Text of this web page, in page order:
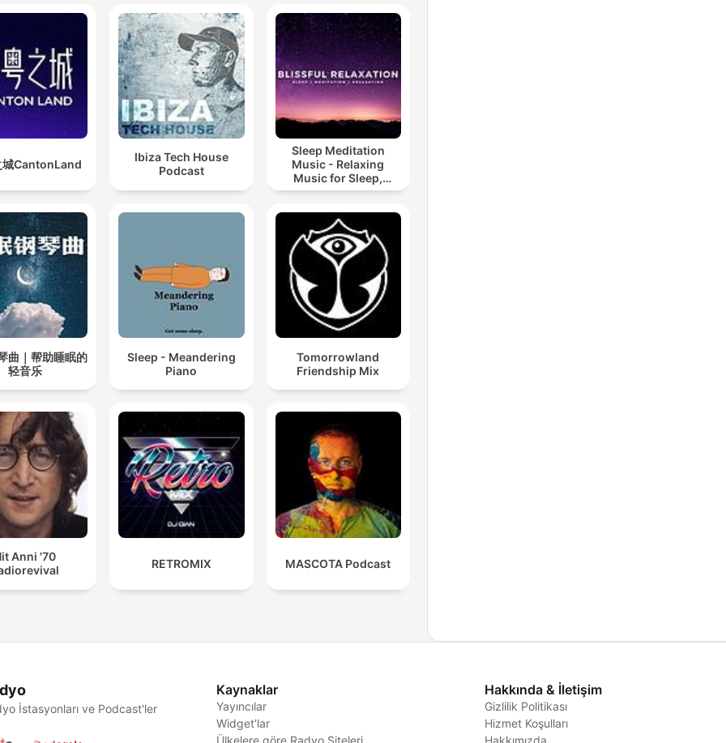
城CantonLand
Ibiza Tech House
Podcast
Sleep Meditation
Music - Relaxing
Music for Sleep,
Meditation &
曲｜帮助睡眠的
轻音乐
Sleep - Meandering
Piano
Tomorrowland
Friendship Mix
Anni '70
RETROMIX MASCOTA Podcast
İstasyonları ve Podcast'ler
Kaynaklar
Yayıncılar
Widget'lar
Ülkelere göre Radyo Siteleri
Hakkında & İletişim
Gizlilik Politikası
Hizmet Koşulları
Hakkımızda